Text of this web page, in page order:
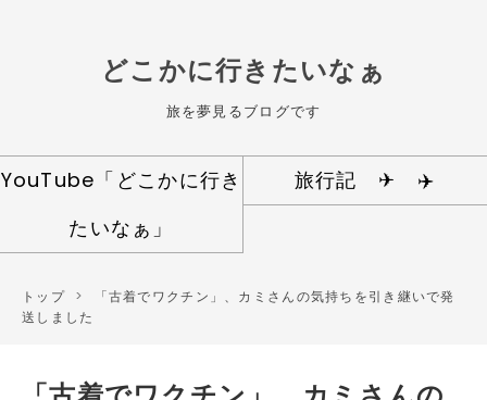
どこかに行きたいなぁ
旅を夢見るブログです
YouTube「どこかに行き
たいなぁ」
旅行記 ✈ ✈️️︎
トップ >
「古着でワクチン」、カミさんの気持ちを引き継いで発
送しました